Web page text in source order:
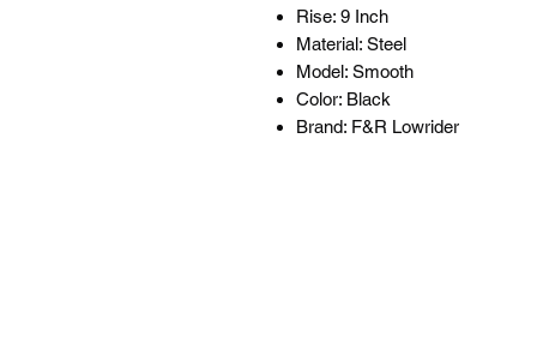
Rise: 9 Inch
Material: Steel
Model: Smooth
Color: Black
Brand: F&R Lowrider